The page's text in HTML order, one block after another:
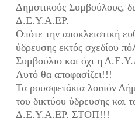
Δημοτικούς Συμβούλους,
Δ.Ε.Υ.Α.ΕΡ.
Οπότε την αποκλειστική
ύδρευσης εκτός σχεδίου
Συμβούλιο και όχι η
Αυτό θα αποφασίζει!!!
Τα ρουσφετάκια λοιπόν
του δικτύου ύδρευσης και
Δ.Ε.Υ.Α.ΕΡ. ΣΤΟΠ!!!